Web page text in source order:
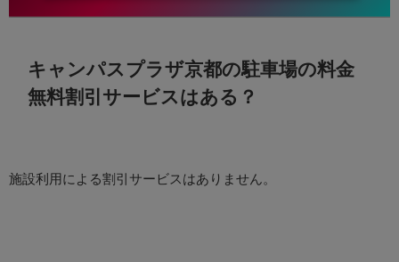
キャンパスプラザ京都の駐車場の料金
無料割引サービスはある？
施設利用による割引サービスはありません。